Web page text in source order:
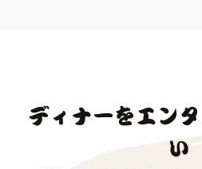
ディナーをエン
い